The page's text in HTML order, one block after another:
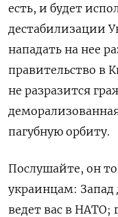
есть, и будет
дестабилизации
нападать на нее
правительство в
не разразится
пагубную орбиту.
Послушайте, он
украинцам: Запад
ведет вас в НАТО;